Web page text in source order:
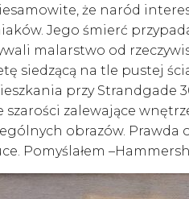
że naród
Jego śmierć
malarstwo od
siedzącą na tle pustej
przy Strandgade
szarości zalewające
obrazów. Prawda
Pomyślałem